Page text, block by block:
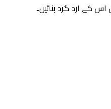
کے ارد گرد بنائیں۔